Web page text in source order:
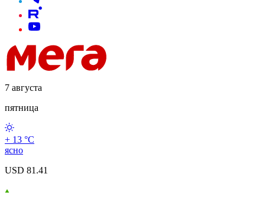
7 августа
пятница
+ 13 °С
ясно
USD 81.41